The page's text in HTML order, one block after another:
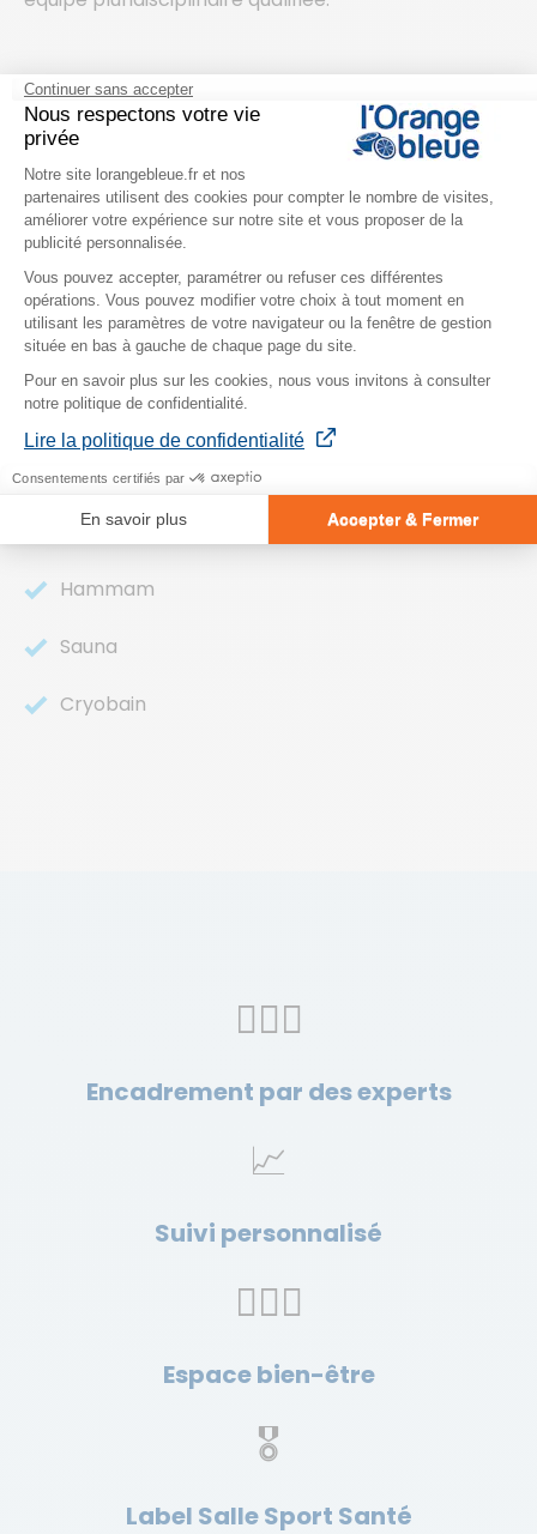
Venez découvrir notre espace bien-
être !
Un lieu unique de détente et de récupération ! Il
est composé de :
Hammam
Sauna
Cryobain
🏋🏼‍♂️
Encadrement par des experts
📈
Suivi personnalisé
🧘🏼‍♂️
Espace bien-être
🎖
Label Salle Sport Santé
Continuer sans accepter
Nous respectons votre vie
privée
Plateforme de Gestion du
Notre site lorangebleue.fr et nos
partenaires utilisent des cookies pour compter le nombre de visites,
améliorer votre expérience sur notre site et vous proposer de la
publicité personnalisée.
Vous pouvez accepter, paramétrer ou refuser ces différentes
opérations. Vous pouvez modifier votre choix à tout moment en
utilisant les paramètres de votre navigateur ou la fenêtre de gestion
située en bas à gauche de chaque page du site.
Pour en savoir plus sur les cookies, nous vous invitons à consulter
notre politique de confidentialité.
Lire la politique de confidentialité
Consentements certifiés par
En savoir plus Accepter & Fermer
Axeptio consent